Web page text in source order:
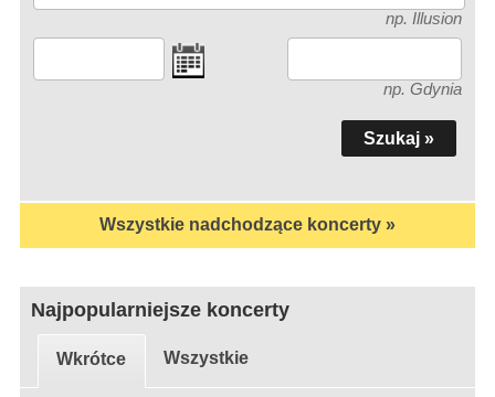
np. Illusion
np. Gdynia
Wszystkie nadchodzące koncerty »
Najpopularniejsze koncerty
Wkrótce Wszystkie